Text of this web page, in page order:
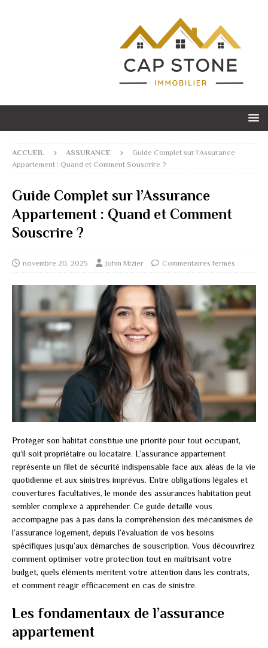
ACCUEIL ASSURANCE
Guide Complet sur l’Assurance
Appartement : Quand et Comment Souscrire ?
Guide Complet sur l’Assurance
Appartement : Quand et Comment
Souscrire ?
novembre 20, 2025 Johm Mizier Commentaires fermés
Protéger son habitat constitue une priorité pour tout occupant,
qu’il soit propriétaire ou locataire. L’assurance appartement
représente un filet de sécurité indispensable face aux aléas de la vie
quotidienne et aux sinistres imprévus. Entre obligations légales et
couvertures facultatives, le monde des assurances habitation peut
sembler complexe à appréhender. Ce guide détaillé vous
accompagne pas à pas dans la compréhension des mécanismes de
l’assurance logement, depuis l’évaluation de vos besoins
spécifiques jusqu’aux démarches de souscription. Vous découvrirez
comment optimiser votre protection tout en maîtrisant votre
budget, quels éléments méritent votre attention dans les contrats,
et comment réagir efficacement en cas de sinistre.
Les fondamentaux de l’assurance
appartement